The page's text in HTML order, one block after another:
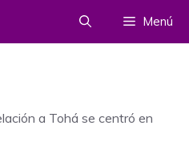
Menú
a Tohá se centró en